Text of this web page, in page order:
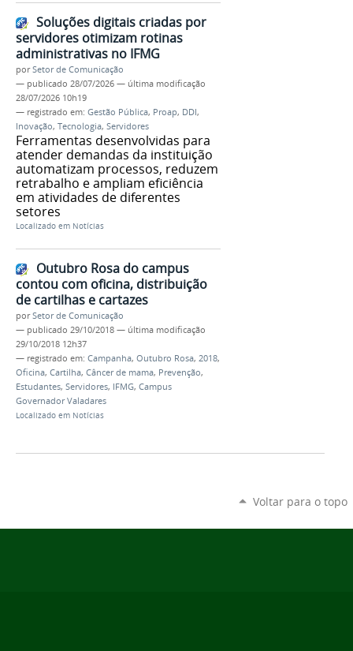
Soluções digitais criadas por
servidores otimizam rotinas
administrativas no IFMG
porSetor de Comunicação
— publicado 28/07/2026 — última modificação
28/07/2026 10h19
— registrado em: Gestão Pública, Proap, DDI,
Inovação, Tecnologia, Servidores
Ferramentas desenvolvidas para
atender demandas da instituição
automatizam processos, reduzem
retrabalho e ampliam eficiência
em atividades de diferentes
setores
Localizado em Notícias
Outubro Rosa do campus
contou com oficina, distribuição
de cartilhas e cartazes
porSetor de Comunicação
— publicado 29/10/2018 — última modificação
29/10/2018 12h37
— registrado em: Campanha, Outubro Rosa, 2018,
Oficina, Cartilha, Câncer de mama, Prevenção,
Estudantes, Servidores, IFMG, Campus
Governador Valadares
Localizado em Notícias
Voltar para o topo